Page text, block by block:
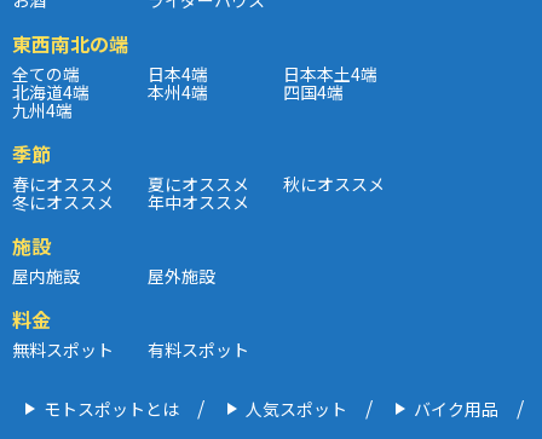
東西南北の端
全ての端 日本4端 日本本土4端
北海道4端 本州4端 四国4端
九州4端
季節
春にオススメ 夏にオススメ 秋にオススメ
冬にオススメ 年中オススメ
施設
屋内施設 屋外施設
料金
無料スポット 有料スポット
モトスポットとは 人気スポット バイク用品